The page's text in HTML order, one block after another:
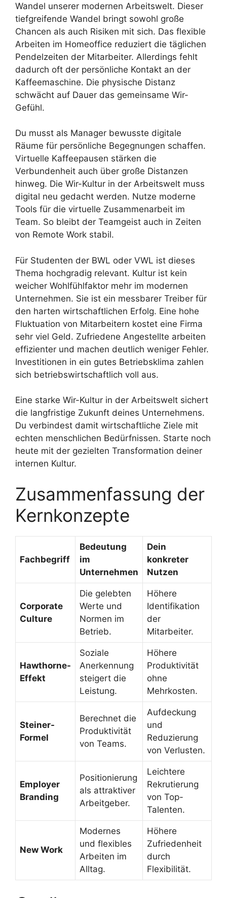
Wandel unserer modernen Arbeitswelt. Dieser
tiefgreifende Wandel bringt sowohl große
Chancen als auch Risiken mit sich. Das flexible
Arbeiten im Homeoffice reduziert die täglichen
Pendelzeiten der Mitarbeiter. Allerdings fehlt
dadurch oft der persönliche Kontakt an der
Kaffeemaschine. Die physische Distanz
schwächt auf Dauer das gemeinsame Wir-
Gefühl.
Du musst als Manager bewusste digitale
Räume für persönliche Begegnungen schaffen.
Virtuelle Kaffeepausen stärken die
Verbundenheit auch über große Distanzen
hinweg. Die Wir-Kultur in der Arbeitswelt muss
digital neu gedacht werden. Nutze moderne
Tools für die virtuelle Zusammenarbeit im
Team. So bleibt der Teamgeist auch in Zeiten
von Remote Work stabil.
Für Studenten der BWL oder VWL ist dieses
Thema hochgradig relevant. Kultur ist kein
weicher Wohlfühlfaktor mehr im modernen
Unternehmen. Sie ist ein messbarer Treiber für
den harten wirtschaftlichen Erfolg. Eine hohe
Fluktuation von Mitarbeitern kostet eine Firma
sehr viel Geld. Zufriedene Angestellte arbeiten
effizienter und machen deutlich weniger Fehler.
Investitionen in ein gutes Betriebsklima zahlen
sich betriebswirtschaftlich voll aus.
Eine starke Wir-Kultur in der Arbeitswelt sichert
die langfristige Zukunft deines Unternehmens.
Du verbindest damit wirtschaftliche Ziele mit
echten menschlichen Bedürfnissen. Starte noch
heute mit der gezielten Transformation deiner
internen Kultur.
Zusammenfassung der
Kernkonzepte
Fachbegriff
Bedeutung
im
Unternehmen
Dein
konkreter
Nutzen
Corporate
Culture
Die gelebten
Werte und
Normen im
Betrieb.
Höhere
Identifikation
der
Mitarbeiter.
Hawthorne-
Effekt
Soziale
Anerkennung
steigert die
Leistung.
Höhere
Produktivität
ohne
Mehrkosten.
Steiner-
Formel
Berechnet die
Produktivität
von Teams.
Aufdeckung
und
Reduzierung
von Verlusten.
Employer
Branding
Positionierung
als attraktiver
Arbeitgeber.
Leichtere
Rekrutierung
von Top-
Talenten.
New Work
Modernes
und flexibles
Arbeiten im
Alltag.
Höhere
Zufriedenheit
durch
Flexibilität.